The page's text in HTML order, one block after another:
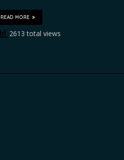
READ MORE
2613 total views